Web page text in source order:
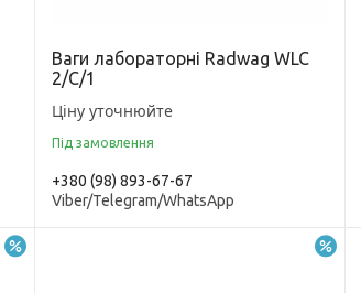
Ваги лабораторні Radwag WLC
2/C/1
Ціну уточнюйте
Під замовлення
+380 (98) 893-67-67
Viber/Telegram/WhatsApp